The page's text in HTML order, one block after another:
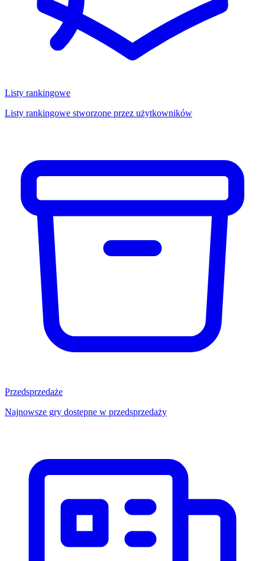
Listy rankingowe
Listy rankingowe stworzone przez użytkowników
Przedsprzedaże
Najnowsze gry dostępne w przedsprzedaży